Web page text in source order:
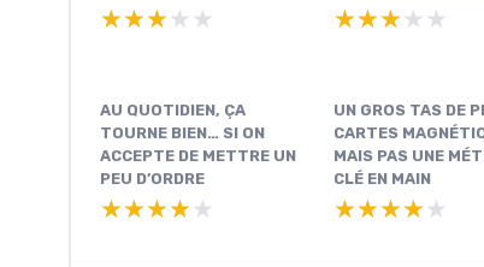
★★★★★
★★★★★ ★★★★★
★★★★★
AU QUOTIDIEN, ÇA
TOURNE BIEN… SI ON
ACCEPTE DE METTRE UN
PEU D’ORDRE
★★★★★
★★★★★
UN GROS TAS DE
CARTES
MAIS PAS UNE
CLÉ EN MAIN
★★★★★
★★★★★